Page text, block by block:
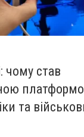
чому став
та